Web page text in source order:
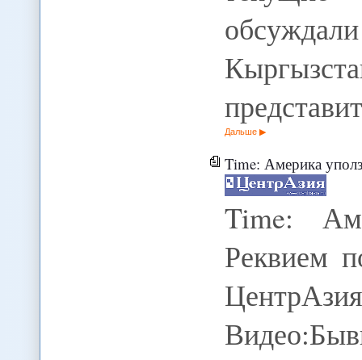
Дальше
Time: Америка
Time:
Реквием